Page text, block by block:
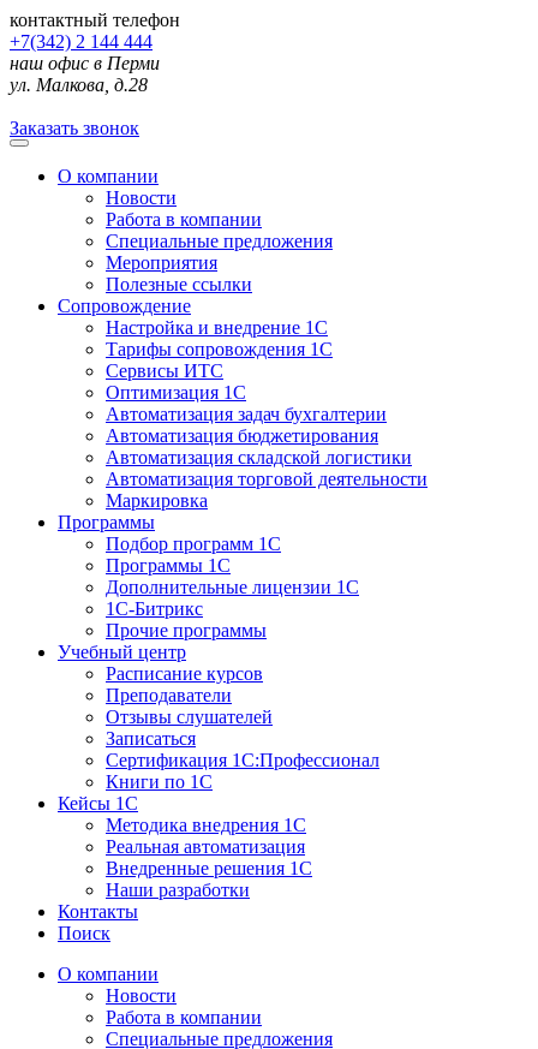
контактный телефон
+7(342) 2 144 444
наш офис в Перми
ул. Малкова, д.28
Заказать звонок
О компании
Новости
Работа в компании
Специальные предложения
Мероприятия
Полезные ссылки
Сопровождение
Настройка и внедрение 1С
Тарифы сопровождения 1С
Сервисы ИТС
Оптимизация 1С
Автоматизация задач бухгалтерии
Автоматизация бюджетирования
Автоматизация складской логистики
Автоматизация торговой деятельности
Маркировка
Программы
Подбор программ 1С
Программы 1С
Дополнительные лицензии 1С
1С-Битрикс
Прочие программы
Учебный центр
Расписание курсов
Преподаватели
Отзывы слушателей
Записаться
Сертификация 1С:Профессионал
Книги по 1С
Кейсы 1С
Методика внедрения 1С
Реальная автоматизация
Внедренные решения 1С
Наши разработки
Контакты
Поиск
О компании
Новости
Работа в компании
Специальные предложения